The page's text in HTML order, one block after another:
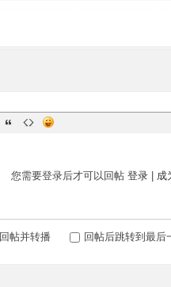
您需要登录后才可以回帖 登录| 成
回帖并转播 回帖后跳转到最后